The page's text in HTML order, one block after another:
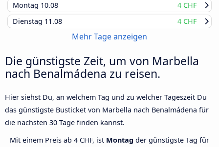
Montag 10.08
4 CHF
Dienstag 11.08 4 CHF
Mehr Tage anzeigen
Die günstigste Zeit, um von Marbella
nach Benalmádena zu reisen.
Hier siehst Du, an welchem Tag und zu welcher Tageszeit Du
das günstigste Busticket von Marbella nach Benalmádena für
die nächsten 30 Tage finden kannst.
Mit einem Preis ab 4 CHF, ist Montag der günstigste Tag für